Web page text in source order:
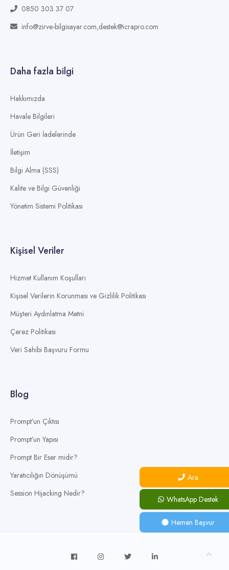
0850 303 37 07
info@zirve-bilgisayar.com,destek@icrapro.com
Daha fazla bilgi
Hakkımızda
Havale Bilgileri
Ürün Geri İadelerinde
İletişim
Bilgi Alma (SSS)
Kalite ve Bilgi Güvenliği
Yönetim Sistemi Politikası
Kişisel Veriler
Hizmet Kullanım Koşulları
Kişisel Verilerin Korunması ve Gizlilik Politikası
Müşteri Aydınlatma Metni
Çerez Politikası
Veri Sahibi Başvuru Formu
Blog
Prompt’un Çıktısı
Prompt’un Yapısı
Prompt Bir Eser midir?
Yaratıcılığın Dönüşümü
Session Hijacking Nedir?
Ara
Hemen Başvur
WhatsApp Destek